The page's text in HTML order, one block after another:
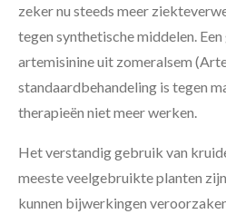
zeker nu steeds meer
tegen synthetische middelen.
artemisinine uit zomeralsem
standaardbehandeling is tegen
therapieën niet meer werken.
Het verstandig gebruik van
meeste veelgebruikte planten
kunnen bijwerkingen